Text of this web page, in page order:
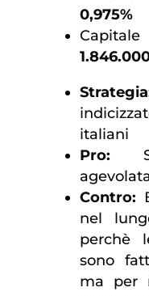
0,975%
italiani
Pro:
Contro:
nel
perchè
sono
ma per